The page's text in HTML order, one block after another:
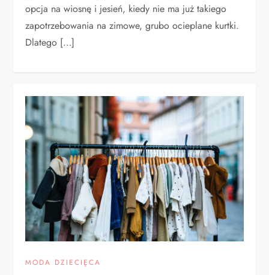
opcja na wiosnę i jesień, kiedy nie ma już takiego
zapotrzebowania na zimowe, grubo ocieplane kurtki.
Dlatego […]
MODA DZIECIĘCA